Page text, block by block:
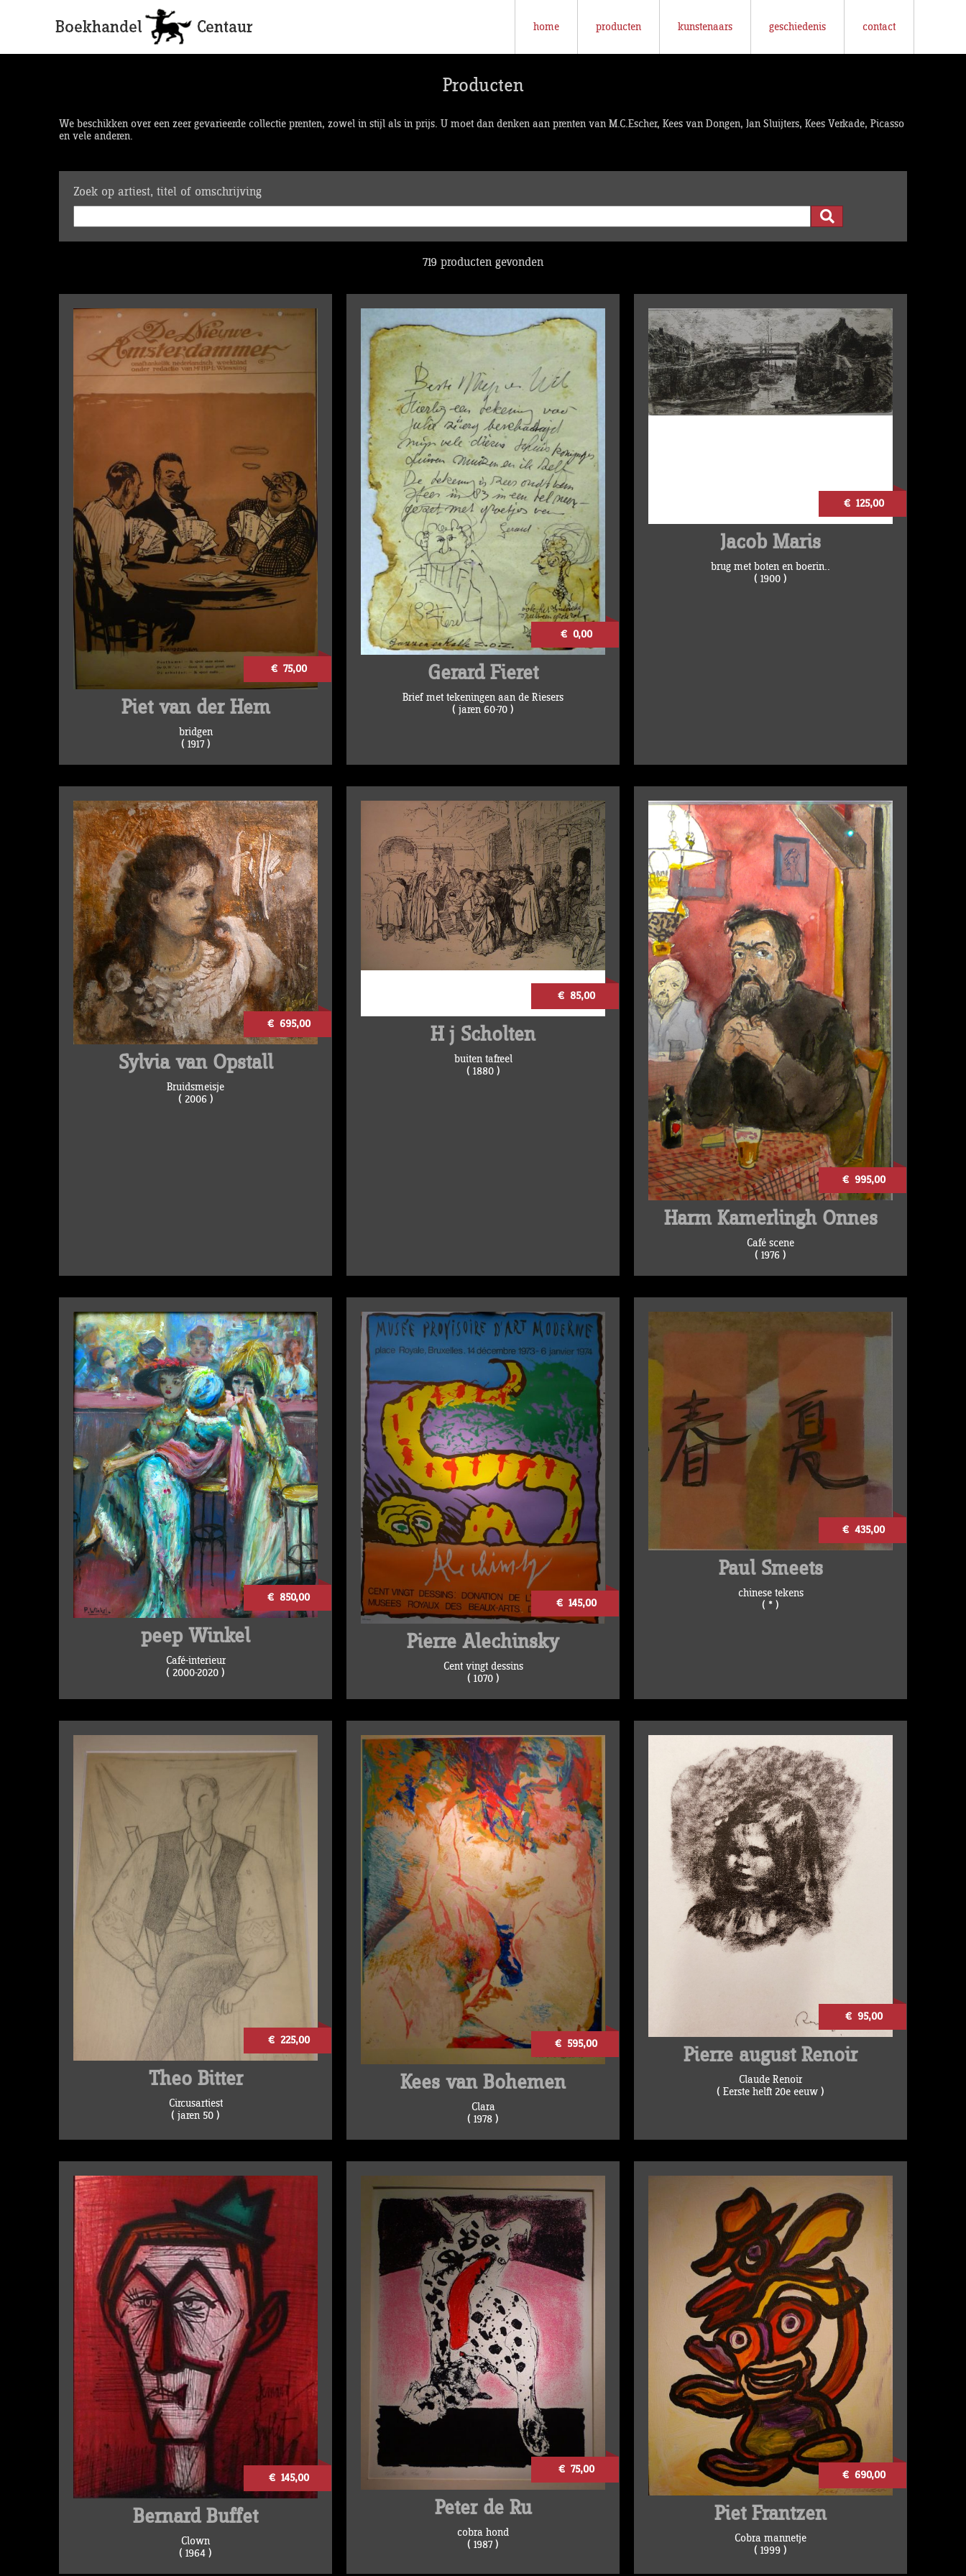
home producten kunstenaars geschiedenis contact
Producten
We beschikken over een zeer gevarieerde collectie prenten, zowel in stijl als in prijs. U moet dan denken aan prenten van M.C.Escher, Kees van Dongen, Jan Sluijters, Kees Verkade, Picasso
en vele anderen.
Zoek op artiest, titel of omschrijving
719 producten gevonden
€ 75,00
Piet van der Hem
bridgen
( 1917 )
€ 0,00
Gerard Fieret
Brief met tekeningen aan de Riesers
( jaren 60-70 )
€ 125,00
Jacob Maris
brug met boten en boerin..
( 1900 )
€ 695,00
Sylvia van Opstall
Bruidsmeisje
( 2006 )
€ 85,00
H j Scholten
buiten tafreel
( 1880 )
€ 995,00
Harm Kamerlingh Onnes
Café scene
( 1976 )
€ 850,00
peep Winkel
Café-interieur
( 2000-2020 )
€ 145,00
Pierre Alechinsky
Cent vingt dessins
( 1070 )
€ 435,00
Paul Smeets
chinese tekens
( * )
€ 225,00
Theo Bitter
Circusartiest
( jaren 50 )
€ 595,00
Kees van Bohemen
Clara
( 1978 )
€ 95,00
Pierre august Renoir
Claude Renoir
( Eerste helft 20e eeuw )
€ 145,00
Bernard Buffet
Clown
( 1964 )
€ 75,00
Peter de Ru
cobra hond
( 1987 )
€ 690,00
Piet Frantzen
Cobra mannetje
( 1999 )